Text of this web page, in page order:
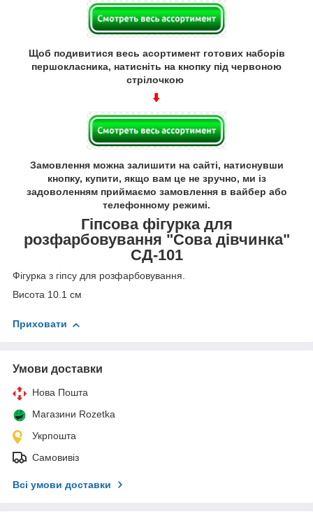
Щоб подивитися весь асортимент готових наборів
першокласника, натисніть на кнопку під червоною
стрілочкою
Замовлення можна залишити на сайті, натиснувши
кнопку, купити, якщо вам це не зручно, ми із
задоволенням приймаємо замовлення в вайбер або
телефонному режимі.
Гіпсова фігурка для
розфарбовування "Сова дівчинка"
СД-101
Фігурка з гіпсу для розфарбовування.
Висота 10.1 см
Приховати
Умови доставки
Нова Пошта
Магазини Rozetka
Укрпошта
Самовивіз
Всі умови доставки